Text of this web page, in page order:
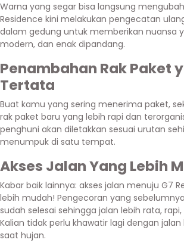
Warna yang segar bisa langsung
Residence kini melakukan pengecatan
dalam gedung untuk memberikan nuansa
modern, dan enak dipandang.
Penambahan Rak Paket
Tertata
Buat kamu yang sering menerima paket,
rak paket baru yang lebih rapi dan
penghuni akan diletakkan sesuai urutan
menumpuk di satu tempat.
Akses Jalan Yang Lebih
Kabar baik lainnya: akses jalan menuju G7
lebih mudah! Pengecoran yang
sudah selesai sehingga jalan lebih rata,
Kalian tidak perlu khawatir lagi dengan
saat hujan.